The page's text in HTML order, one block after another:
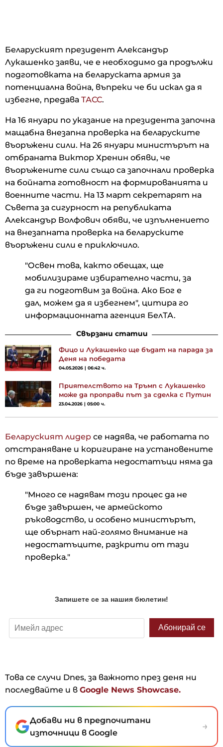
Беларуският президент Александър
Лукашенко заяви, че е необходимо да продължи
подготовката на беларуската армия за
потенциална война, въпреки че би искал да я
избегне, предава ТАСС.
На 16 януари по указание на президента започна
мащабна внезапна проверка на беларуските
въоръжени сили. На 26 януари министърът на
отбраната Виктор Хренин обяви, че
въоръжените сили също са започнали проверка
на бойната готовност на формированията и
военните части. На 13 март секретарят на
Съвета за сигурност на републиката
Александър Волфович обяви, че изпълнението
на внезапната проверка на беларуските
въоръжени сили е приключило.
"Освен това, както обещах, ще
мобилизираме избирателно части, за
да ги подготвим за война. Ако Бог е
дал, можем да я избегнем", цитира го
информационната агенция БелТА.
Свързани статии
Фицо и Лукашенко ще бъдат на парада за
Деня на победата
04.05.2026 | 06:42 ч.
Приятелството на Тръмп с Лукашенко
може да проправи път за сделка с Путин
23.04.2026 | 05:00 ч.
Беларуският лидер се надява, че работата по
отстраняване и коригиране на установените
по време на проверката недостатъци няма да
бъде завършена:
"Много се надявам този процес да не
бъде завършен, че армейското
ръководство, и особено министърът,
ще обърнат най-голямо внимание на
недостатъците, разкрити от тази
проверка."
Това се случи Dnes, за важното през деня ни
последвайте и в Google News Showcase.
Добави ни в предпочитани
източници в Google
→